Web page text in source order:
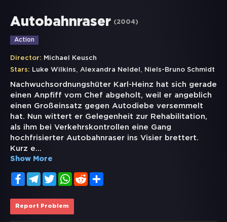
Autobahnraser (2004)
Action
Director: Michael Keusch
Stars: Luke Wilkins, Alexandra Neldel , Niels-Bruno Schmidt
Nachwuchsordnungshüter Karl-Heinz hat sich gerade
einen Anpfiff vom Chef abgeholt, weil er angeblich
einen Großeinsatz gegen Autodiebe versemmelt
hat. Nun wittert er Gelegenheit zur Rehabilitation,
als ihm bei Verkehrskontrollen eine Gang
hochfrisierter Autobahnraser ins Visier brettert.
Kurz e...
Show More
FacebookTelegramTwitterWhatsApp
Reddit
Report Problem